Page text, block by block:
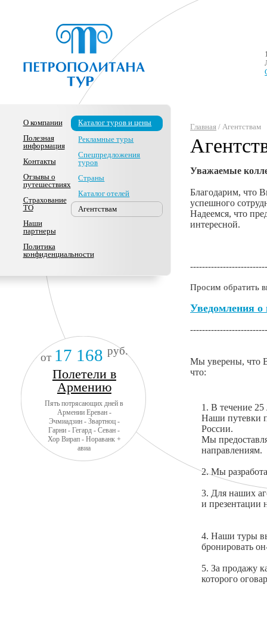
О компании
Полезная
информация
Контакты
Отзывы о
путешествиях
Страхование
ТО
Наши
партнеры
Политика
конфиденциальности
Каталог туров и цены
Рекламные туры
Спецпредложения
туров
Страны
Каталог отелей
Агентствам
от 17 168 руб.
Полетели в
Армению
Пять потрясающих дней в
Армении Ереван -
Эчмиадзин - Звартноц -
Гарни - Гегард - Севан -
Хор Вирап - Нораванк +
авиа
Главная / Агентствам
Уважаемые
Благодарим, что
успешного
Надеемся, что
интересной.
Просим обратить
Уведомления о
Мы уверены, что
что:
1. В течение 25
Наши путевки
России.
Мы
направлениям.
2. Мы
3. Для наших
и презентации
4.Наши туры
бронировать
5. За продажу
которого